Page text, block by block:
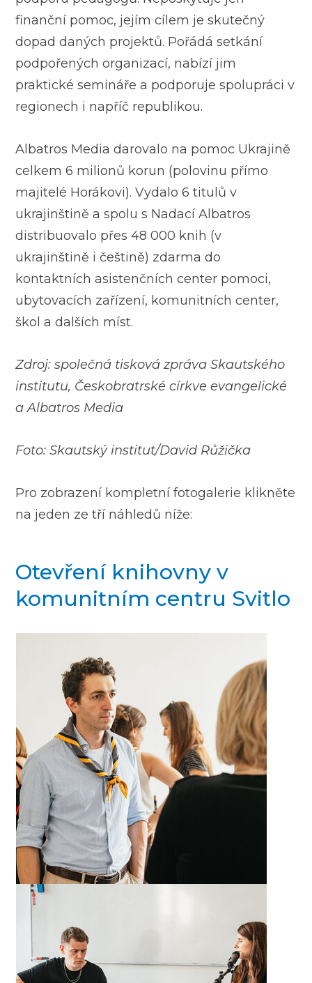
finanční pomoc, jejím cílem je skutečný
dopad daných projektů. Pořádá setkání
podpořených organizací, nabízí jim
praktické semináře a podporuje spolupráci v
regionech i napříč republikou.
Albatros Media darovalo na pomoc Ukrajině
celkem 6 milionů korun (polovinu přímo
majitelé Horákovi). Vydalo 6 titulů v
ukrajinštině a spolu s Nadací Albatros
distribuovalo přes 48 000 knih (v
ukrajinštině i češtině) zdarma do
kontaktních asistenčních center pomoci,
ubytovacích zařízení, komunitních center,
škol a dalších míst.
Zdroj: společná tisková zpráva Skautského
institutu, Českobratrské církve evangelické
a Albatros Media
Foto: Skautský institut/David Růžička
Pro zobrazení kompletní fotogalerie klikněte
na jeden ze tří náhledů níže:
Otevření knihovny v
komunitním centru Svitlo